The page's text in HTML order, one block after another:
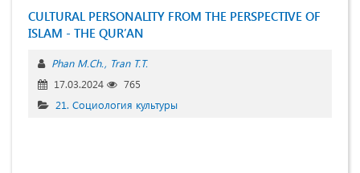
CULTURAL PERSONALITY FROM THE PERSPECTIVE OF
ISLAM - THE QUR’AN
Phan M.Ch.
Tran T.T.
17.03.2024
765
21. Социология культуры